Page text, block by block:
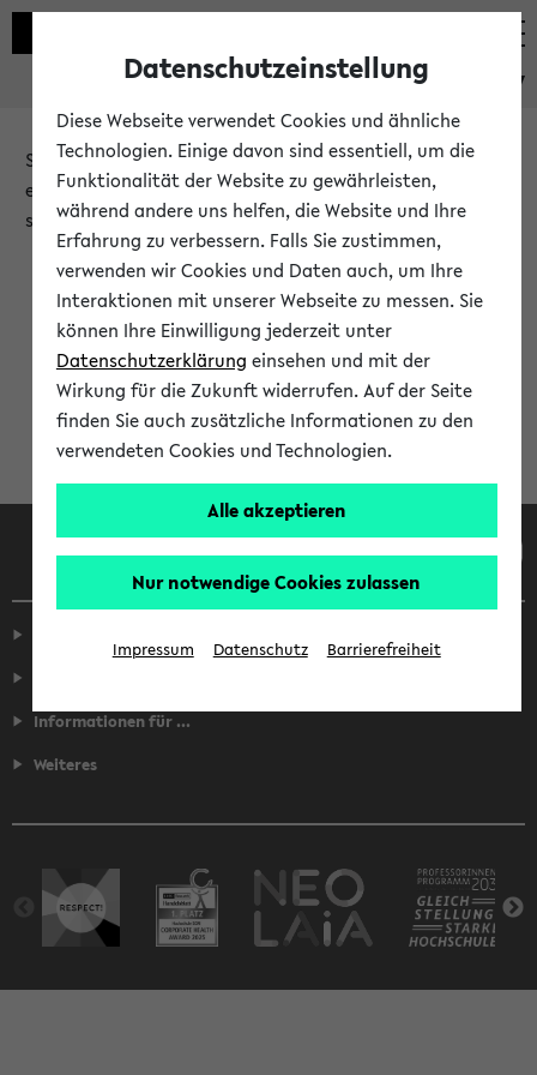
eKVV
Sie möchten auf eine eKVV Funktion zugreifen, die Ihnen
erst nach einer Anmeldung am System zur Verfügung
steht.
Bitte melden Sie sich an:
Anmeldung am eKVV
Informationen für ...
Weiteres
Datenschutzeinstellung
Diese Webseite verwendet Cookies und ähnliche
Technologien. Einige davon sind essentiell, um die
Funktionalität der Website zu gewährleisten,
während andere uns helfen, die Website und Ihre
Erfahrung zu verbessern. Falls Sie zustimmen,
verwenden wir Cookies und Daten auch, um Ihre
Interaktionen mit unserer Webseite zu messen. Sie
können Ihre Einwilligung jederzeit unter
Datenschutzerklärung einsehen und mit der
Wirkung für die Zukunft widerrufen. Auf der Seite
finden Sie auch zusätzliche Informationen zu den
verwendeten Cookies und Technologien.
Alle akzeptieren
Nur notwendige Cookies zulassen
Impressum Datenschutz Barrierefreiheit